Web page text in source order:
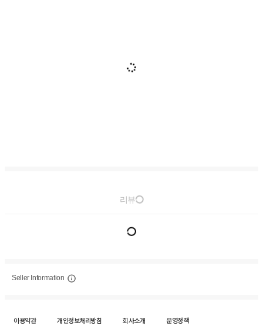
리뷰
Seller Information
이용약관 개인정보처리방침 회사소개
운영정책